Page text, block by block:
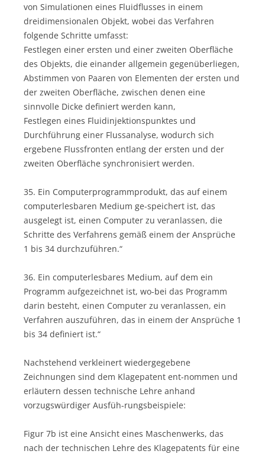
von Simulationen eines Fluidflusses in einem
dreidimensionalen Objekt, wobei das Verfahren
folgende Schritte umfasst:
Festlegen einer ersten und einer zweiten Oberfläche
des Objekts, die einander allgemein gegenüberliegen,
Abstimmen von Paaren von Elementen der ersten und
der zweiten Oberfläche, zwischen denen eine
sinnvolle Dicke definiert werden kann,
Festlegen eines Fluidinjektionspunktes und
Durchführung einer Flussanalyse, wodurch sich
ergebene Flussfronten entlang der ersten und der
zweiten Oberfläche synchronisiert werden.
35. Ein Computerprogrammprodukt, das auf einem
computerlesbaren Medium ge-speichert ist, das
ausgelegt ist, einen Computer zu veranlassen, die
Schritte des Verfahrens gemäß einem der Ansprüche
1 bis 34 durchzuführen.“
36. Ein computerlesbares Medium, auf dem ein
Programm aufgezeichnet ist, wo-bei das Programm
darin besteht, einen Computer zu veranlassen, ein
Verfahren auszuführen, das in einem der Ansprüche 1
bis 34 definiert ist.“
Nachstehend verkleinert wiedergegebene
Zeichnungen sind dem Klagepatent ent-nommen und
erläutern dessen technische Lehre anhand
vorzugswürdiger Ausfüh-rungsbeispiele:
Figur 7b ist eine Ansicht eines Maschenwerks, das
nach der technischen Lehre des Klagepatents für eine